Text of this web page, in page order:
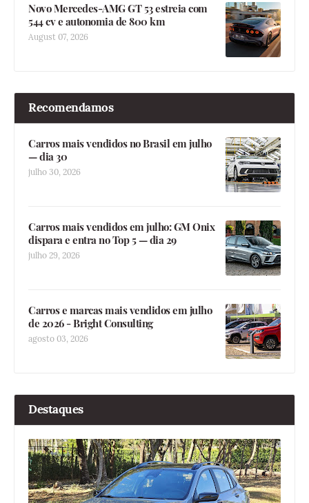
Novo Mercedes-AMG GT 53 estreia com
544 cv e autonomia de 800 km
August 07, 2026
Recomendamos
Carros mais vendidos no Brasil em julho
— dia 30
julho 30, 2026
Carros mais vendidos em julho: GM Onix
dispara e entra no Top 5 — dia 29
julho 29, 2026
Carros e marcas mais vendidos em julho
de 2026 - Bright Consulting
agosto 03, 2026
Destaques